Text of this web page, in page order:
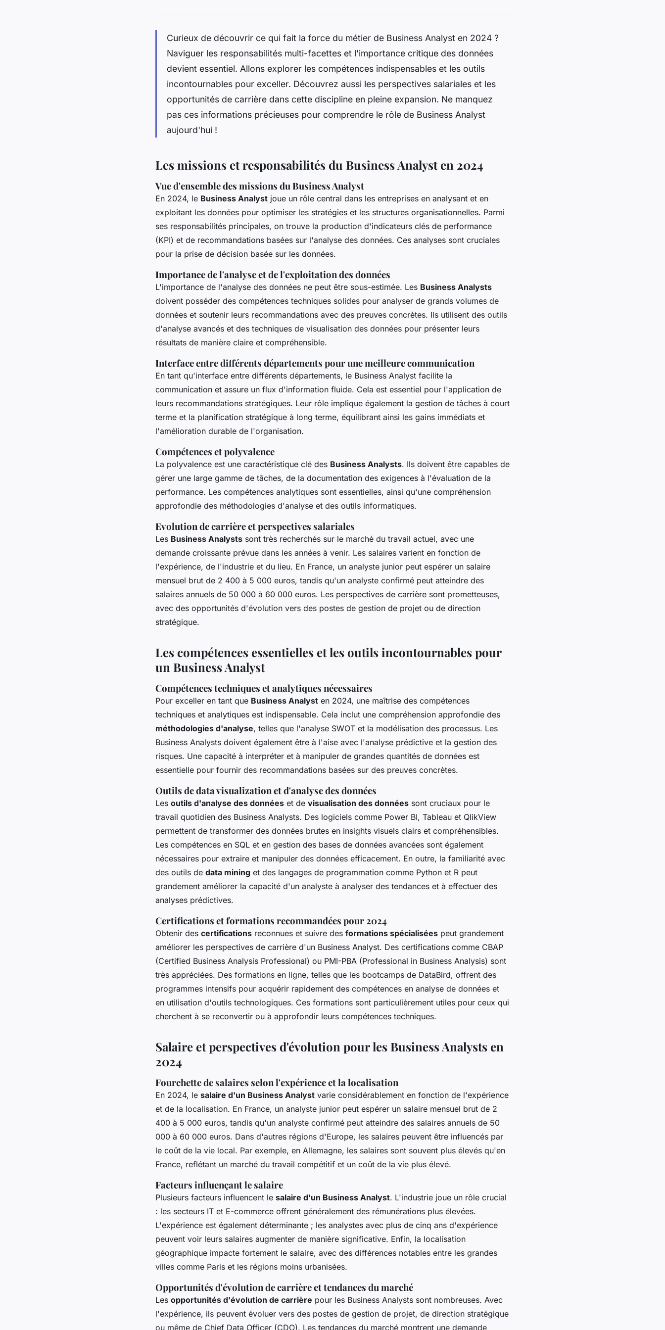
Curieux de découvrir ce qui fait la force du métier de Business Analyst en 2024 ?
Naviguer les responsabilités multi-facettes et l'importance critique des données
devient essentiel. Allons explorer les compétences indispensables et les outils
incontournables pour exceller. Découvrez aussi les perspectives salariales et les
opportunités de carrière dans cette discipline en pleine expansion. Ne manquez
pas ces informations précieuses pour comprendre le rôle de Business Analyst
aujourd'hui !
Les missions et responsabilités du Business Analyst en 2024
Vue d'ensemble des missions du Business Analyst
En 2024, le Business Analyst joue un rôle central dans les entreprises en analysant et en
exploitant les données pour optimiser les stratégies et les structures organisationnelles. Parmi
ses responsabilités principales, on trouve la production d'indicateurs clés de performance
(KPI) et de recommandations basées sur l'analyse des données. Ces analyses sont cruciales
pour la prise de décision basée sur les données.
Importance de l'analyse et de l'exploitation des données
L'importance de l'analyse des données ne peut être sous-estimée. Les Business Analysts
doivent posséder des compétences techniques solides pour analyser de grands volumes de
données et soutenir leurs recommandations avec des preuves concrètes. Ils utilisent des outils
d'analyse avancés et des techniques de visualisation des données pour présenter leurs
résultats de manière claire et compréhensible.
Interface entre différents départements pour une meilleure communication
En tant qu'interface entre différents départements, le Business Analyst facilite la
communication et assure un flux d'information fluide. Cela est essentiel pour l'application de
leurs recommandations stratégiques. Leur rôle implique également la gestion de tâches à court
terme et la planification stratégique à long terme, équilibrant ainsi les gains immédiats et
l'amélioration durable de l'organisation.
Compétences et polyvalence
La polyvalence est une caractéristique clé des Business Analysts. Ils doivent être capables de
gérer une large gamme de tâches, de la documentation des exigences à l'évaluation de la
performance. Les compétences analytiques sont essentielles, ainsi qu'une compréhension
approfondie des méthodologies d'analyse et des outils informatiques.
Evolution de carrière et perspectives salariales
Les Business Analysts sont très recherchés sur le marché du travail actuel, avec une
demande croissante prévue dans les années à venir. Les salaires varient en fonction de
l'expérience, de l'industrie et du lieu. En France, un analyste junior peut espérer un salaire
mensuel brut de 2 400 à 5 000 euros, tandis qu'un analyste confirmé peut atteindre des
salaires annuels de 50 000 à 60 000 euros. Les perspectives de carrière sont prometteuses,
avec des opportunités d'évolution vers des postes de gestion de projet ou de direction
stratégique.
Les compétences essentielles et les outils incontournables pour
un Business Analyst
Compétences techniques et analytiques nécessaires
Pour exceller en tant que Business Analyst en 2024, une maîtrise des compétences
techniques et analytiques est indispensable. Cela inclut une compréhension approfondie des
méthodologies d'analyse, telles que l'analyse SWOT et la modélisation des processus. Les
Business Analysts doivent également être à l'aise avec l'analyse prédictive et la gestion des
risques. Une capacité à interpréter et à manipuler de grandes quantités de données est
essentielle pour fournir des recommandations basées sur des preuves concrètes.
Outils de data visualization et d'analyse des données
Les outils d'analyse des données et de visualisation des données sont cruciaux pour le
travail quotidien des Business Analysts. Des logiciels comme Power BI, Tableau et QlikView
permettent de transformer des données brutes en insights visuels clairs et compréhensibles.
Les compétences en SQL et en gestion des bases de données avancées sont également
nécessaires pour extraire et manipuler des données efficacement. En outre, la familiarité avec
des outils de data mining et des langages de programmation comme Python et R peut
grandement améliorer la capacité d'un analyste à analyser des tendances et à effectuer des
analyses prédictives.
Certifications et formations recommandées pour 2024
Obtenir des certifications reconnues et suivre des formations spécialisées peut grandement
améliorer les perspectives de carrière d'un Business Analyst. Des certifications comme CBAP
(Certified Business Analysis Professional) ou PMI-PBA (Professional in Business Analysis) sont
très appréciées. Des formations en ligne, telles que les bootcamps de DataBird, offrent des
programmes intensifs pour acquérir rapidement des compétences en analyse de données et
en utilisation d'outils technologiques. Ces formations sont particulièrement utiles pour ceux qui
cherchent à se reconvertir ou à approfondir leurs compétences techniques.
Salaire et perspectives d'évolution pour les Business Analysts en
2024
Fourchette de salaires selon l'expérience et la localisation
En 2024, le salaire d'un Business Analyst varie considérablement en fonction de l'expérience
et de la localisation. En France, un analyste junior peut espérer un salaire mensuel brut de 2
400 à 5 000 euros, tandis qu'un analyste confirmé peut atteindre des salaires annuels de 50
000 à 60 000 euros. Dans d'autres régions d'Europe, les salaires peuvent être influencés par
le coût de la vie local. Par exemple, en Allemagne, les salaires sont souvent plus élevés qu'en
France, reflétant un marché du travail compétitif et un coût de la vie plus élevé.
Facteurs influençant le salaire
Plusieurs facteurs influencent le salaire d'un Business Analyst. L'industrie joue un rôle crucial
: les secteurs IT et E-commerce offrent généralement des rémunérations plus élevées.
L'expérience est également déterminante ; les analystes avec plus de cinq ans d'expérience
peuvent voir leurs salaires augmenter de manière significative. Enfin, la localisation
géographique impacte fortement le salaire, avec des différences notables entre les grandes
villes comme Paris et les régions moins urbanisées.
Opportunités d'évolution de carrière et tendances du marché
Les opportunités d'évolution de carrière pour les Business Analysts sont nombreuses. Avec
l'expérience, ils peuvent évoluer vers des postes de gestion de projet, de direction stratégique
ou même de Chief Data Officer (CDO). Les tendances du marché montrent une demande